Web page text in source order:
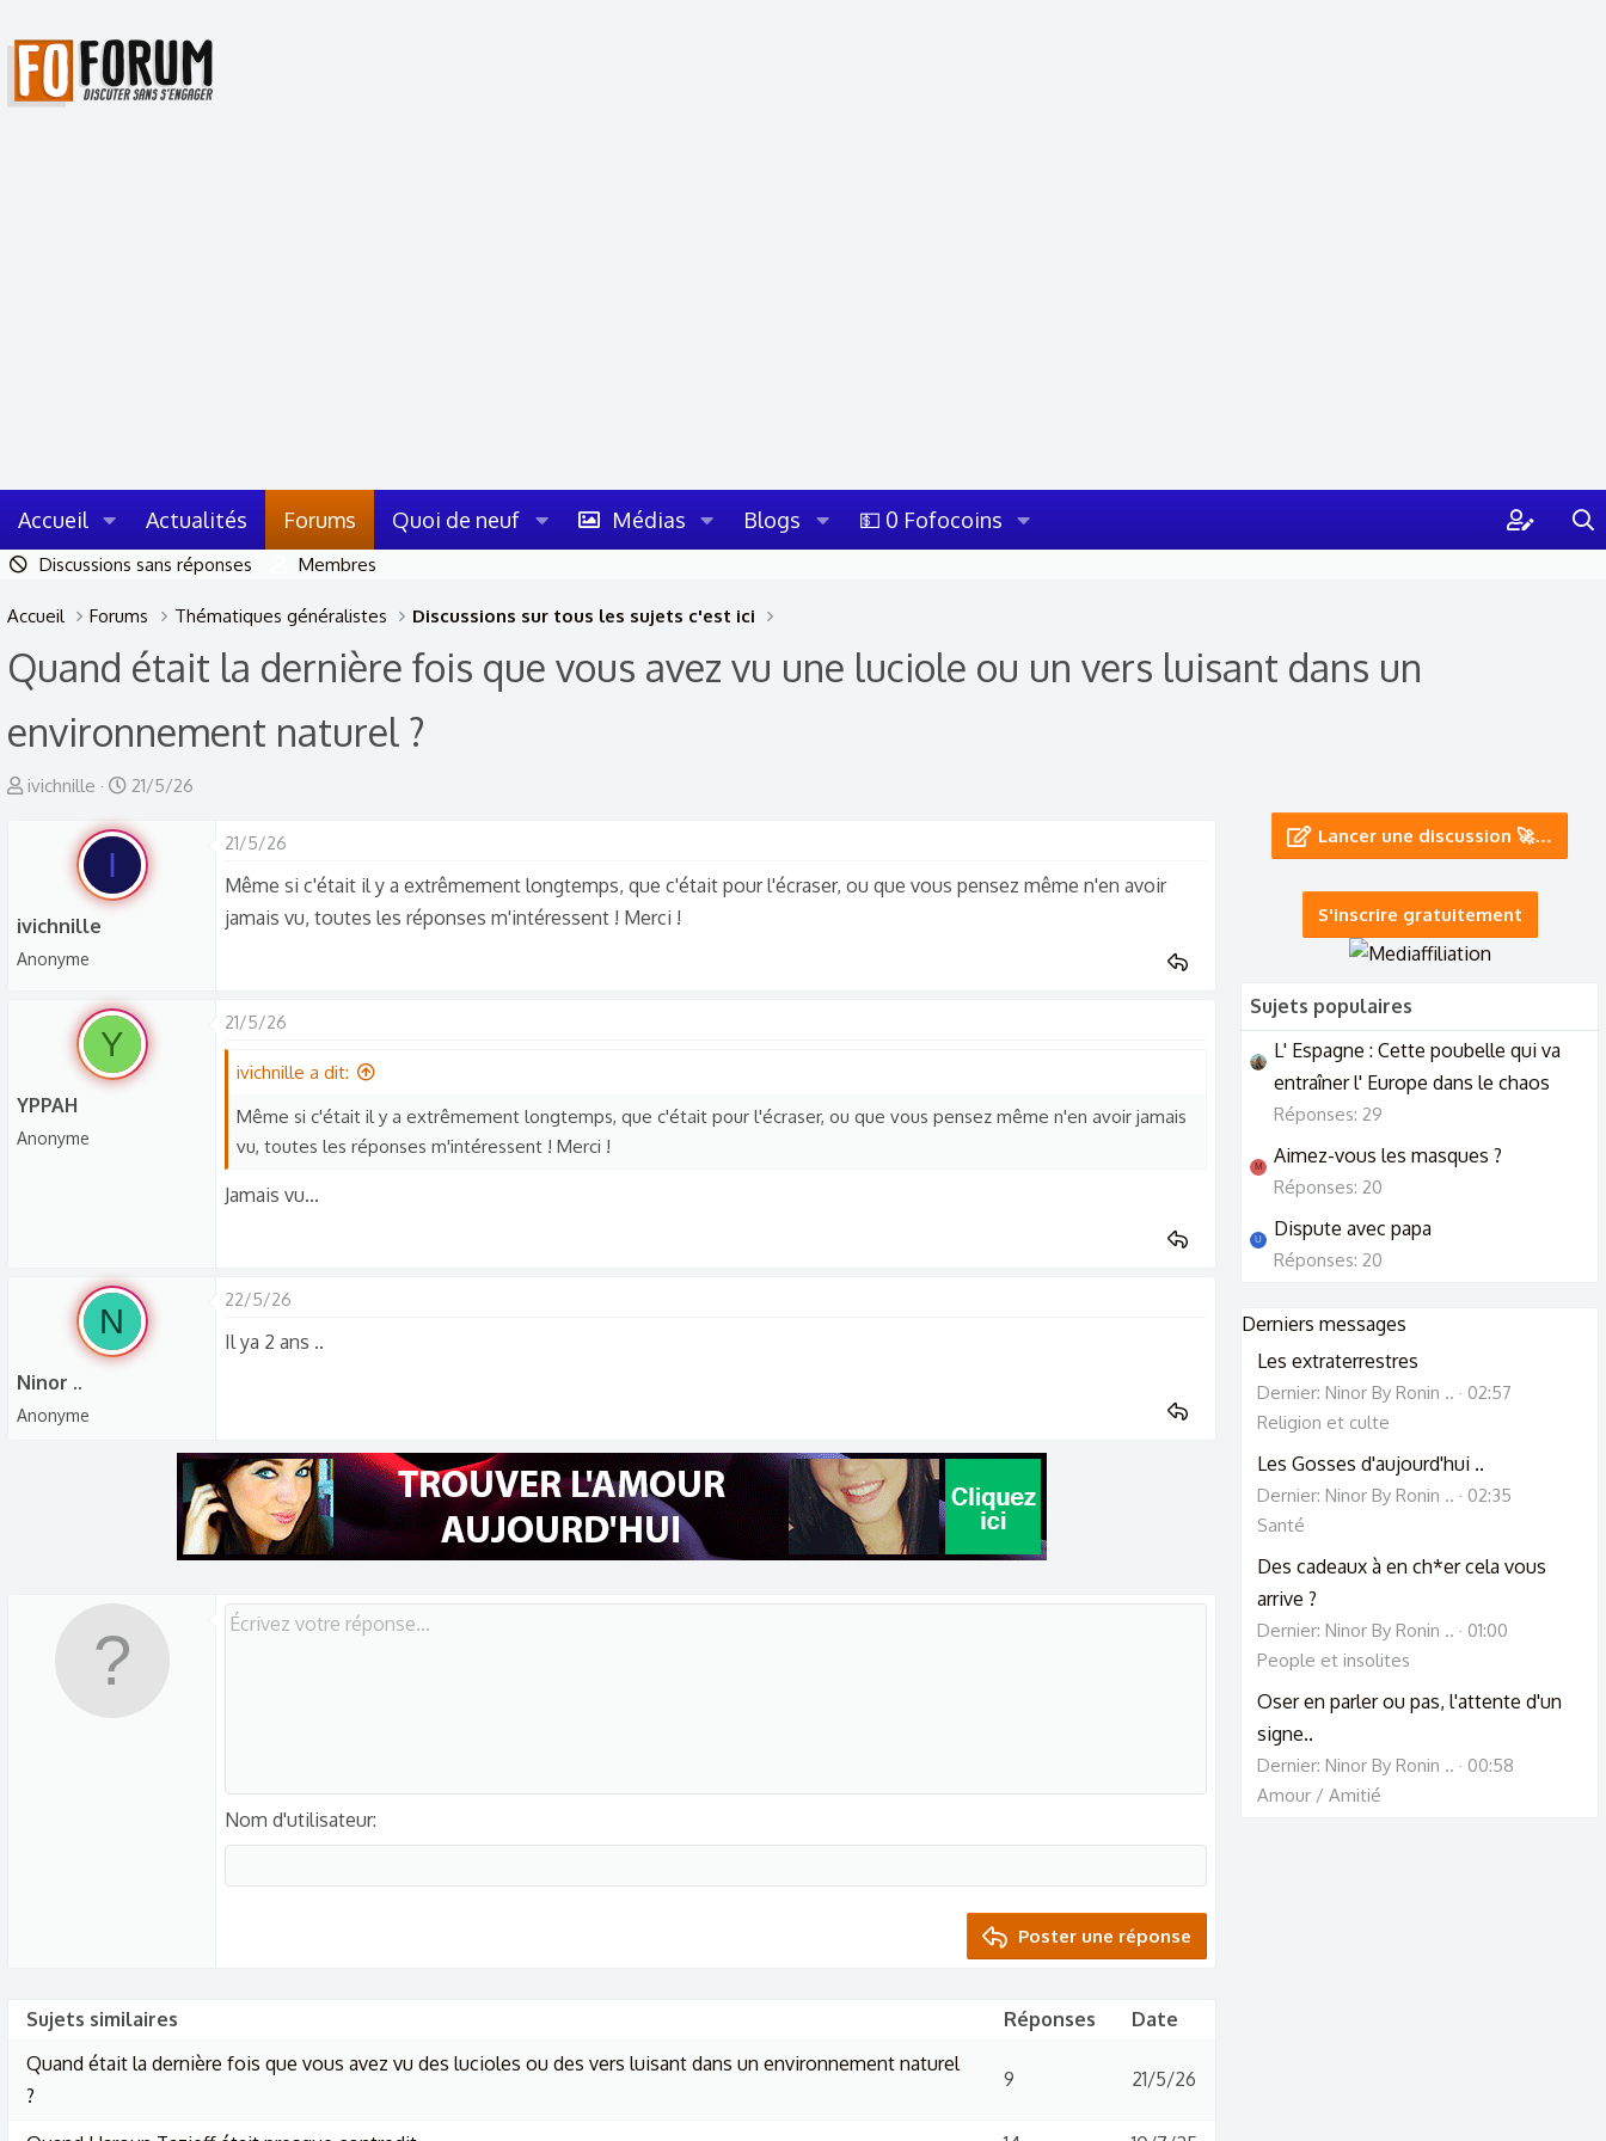
Accueil Actualités Forums Quoi de neuf Médias Blogs 💵 0 Fofocoins
Discussions sans réponses Membres
Accueil Forums Thématiques généralistes Discussions sur tous les sujets c'est ici
Quand était la dernière fois que vous avez vu une luciole ou un vers luisant dans un
environnement naturel ?
A
r
d
s
ivichnille
D
t
e
d
b
u
t
21/5/26
I
ivichnille
Anonyme
21/5/26
Même si c'était il y a extrêmement longtemps, que c'était pour l'écraser, ou que vous pensez même n'en avoir
jamais vu, toutes les réponses m'intéressent ! Merci !
Y
YPPAH
Anonyme
21/5/26
ivichnille a dit:
Même si c'était il y a extrêmement longtemps, que c'était pour l'écraser, ou que vous pensez même n'en avoir jamais
vu, toutes les réponses m'intéressent ! Merci !
Jamais vu...
N
Ninor ..
Anonyme
22/5/26
Il ya 2 ans ..
Nom d'utilisateur
Poster une réponse
Sujets similaires Réponses
Date
Quand était la dernière fois que vous avez vu des lucioles ou des vers luisant dans un environnement naturel
?
9 21/5/26
Lancer une discussion 🚀…
S'inscrire gratuitement
Sujets populaires
L' Espagne : Cette poubelle qui va
entraîner l' Europe dans le chaos
Réponses: 29
M Aimez-vous les masques ?
Réponses: 20
U Dispute avec papa
Réponses: 20
Derniers messages
Les extraterrestres
Dernier: Ninor By Ronin ..
02:57
Religion et culte
Les Gosses d'aujourd'hui ..
Dernier: Ninor By Ronin ..
02:35
Santé
Des cadeaux à en ch*er cela vous
arrive ?
Dernier: Ninor By Ronin ..
01:00
People et insolites
Oser en parler ou pas, l'attente d'un
signe..
Dernier: Ninor By Ronin ..
00:58
Amour / Amitié